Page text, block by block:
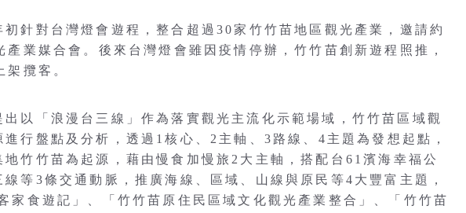
針對台灣燈會遊程，整合超過30家竹竹苗地區觀光產業，邀請約
業媒合會。後來台灣燈會雖因疫情停辦，竹竹苗創新遊程照推，
架攬客。
以「浪漫台三線」作為落實觀光主流化示範場域，竹竹苗區域觀
行盤點及分析，透過1核心、2主軸、3路線、4主題為發想起點，
地竹竹苗為起源，藉由慢食加慢旅2大主軸，搭配台61濱海幸福公
等3條交通動脈，推廣海線、區域、山線與原民等4大豐富主題，
家食遊記」、「竹竹苗原住民區域文化觀光產業整合」、「竹竹苗